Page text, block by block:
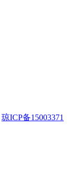
琼ICP备15003371